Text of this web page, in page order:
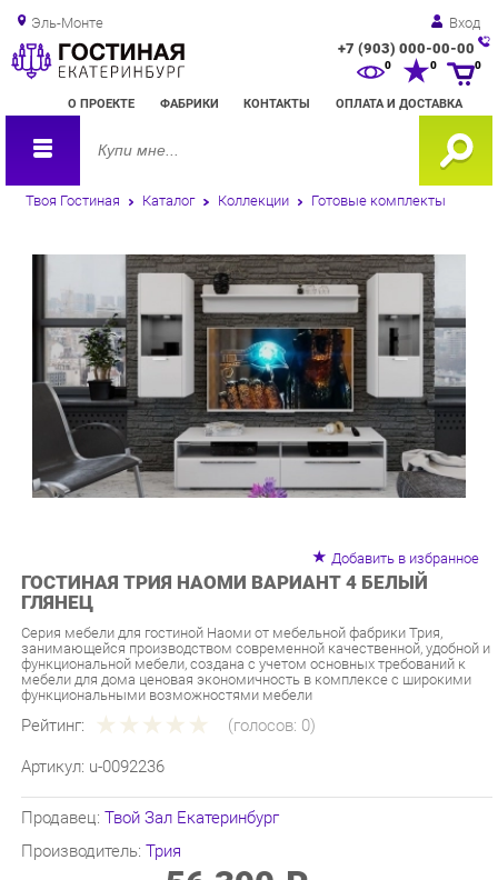
Эль-Монте Вход
+7 (903) 000-00-00
О ПРОЕКТЕ ФАБРИКИ КОНТАКТЫ ОПЛАТА И ДОСТАВКА
0 0
Твоя Гостиная Каталог Коллекции Готовые комплекты
ГОСТИНАЯ ТРИЯ НАОМИ ВАРИАНТ 4 БЕЛЫЙ
ГЛЯНЕЦ
Серия мебели для гостиной Наоми от мебельной фабрики Трия,
функциональной мебели, создана с учетом основных требований к
мебели для дома ценовая экономичность в комплексе с широкими
функциональными возможностями мебели
Рейтинг: (голосов:0)
Артикул: u-0092236
Производитель:Трия
Последняя цена:
56 390 ₽